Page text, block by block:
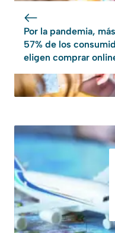
Por la pandemia,
57% de los
eligen comprar